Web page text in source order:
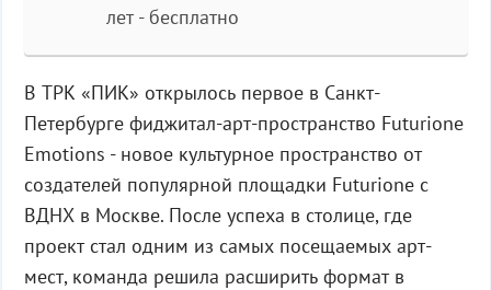
лет - бесплатно
В ТРК «ПИК» открылось первое в Санкт-
Петербурге фиджитал-арт-пространство Futurione
Emotions - новое культурное пространство от
создателей популярной площадки Futurione с
ВДНХ в Москве. После успеха в столице, где
проект стал одним из самых посещаемых арт-
мест, команда решила расширить формат в